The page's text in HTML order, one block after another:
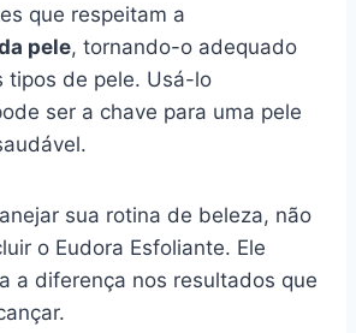
que respeitam a
pele, tornando-o adequado
tipos de pele. Usá-lo
ser a chave para uma pele
sua rotina de beleza, não
o Eudora Esfoliante. Ele
a diferença nos resultados que